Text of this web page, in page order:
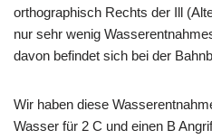
orthographisch Rechts der Ill
nur sehr wenig
davon befindet sich bei der
Wir haben diese
Wasser für 2 C und einen B